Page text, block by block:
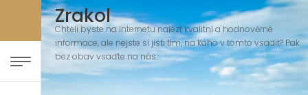
Zrakol
Chtěli byste na internetu nalézt kvalitní a hodnověrné
informace, ale nejste si jisti tím, na koho v tomto vsadit? Pak
bez obav vsaďte na nás.